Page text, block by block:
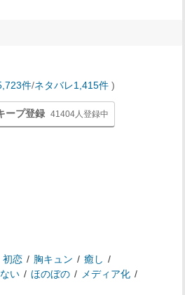
件/ネタバレ1,415件 )
ープ登録 41404人登録中
初恋 胸キュン
癒し
い ほのぼの
メディア化